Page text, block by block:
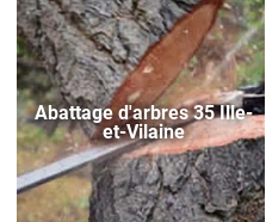
Abattage d'arbres 35 Ille-
et-Vilaine